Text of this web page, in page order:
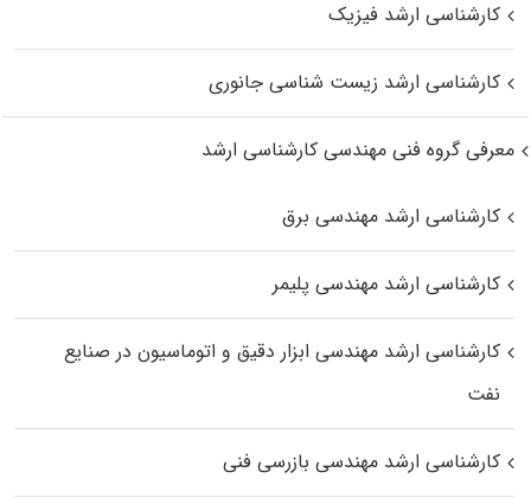
کارشناسی ارشد فیزیک
کارشناسی ارشد زیست‌ شناسی جانوری
معرفی گروه فنی مهندسی کارشناسی ارشد
کارشناسی ارشد مهندسی برق
کارشناسی ارشد مهندسی پلیمر
کارشناسی ارشد مهندسی ابزار دقیق و اتوماسیون در صنایع
نفت
کارشناسی ارشد مهندسی بازرسی فنی